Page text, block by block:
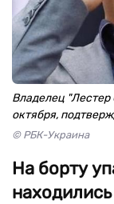
Владелец "Лестер
октября,
© РБК-Украина
На борту